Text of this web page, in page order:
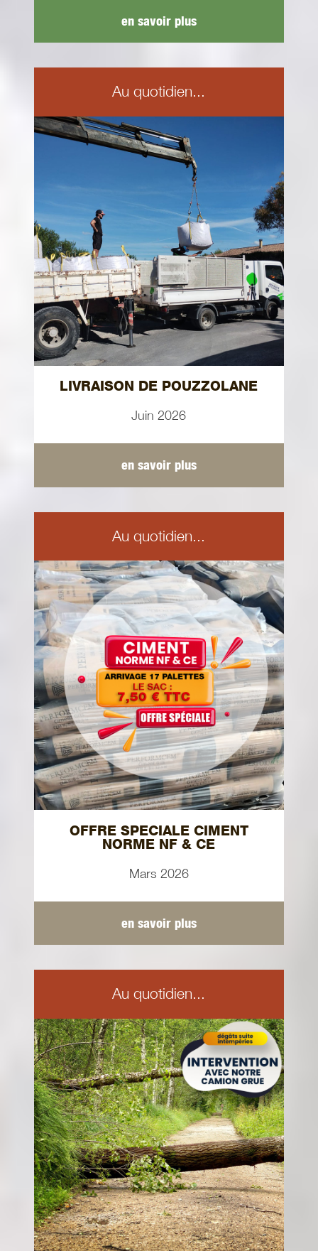
en savoir plus
Au quotidien...
LIVRAISON DE POUZZOLANE
Juin 2026
en savoir plus
Au quotidien...
OFFRE SPECIALE CIMENT
NORME NF & CE
Mars 2026
en savoir plus
Au quotidien...